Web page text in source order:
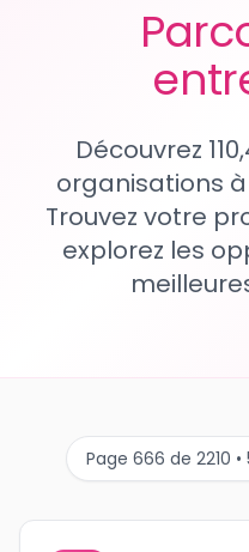
Découvrez
organisations
Trouvez votre
explorez les
Page 666 de 2210